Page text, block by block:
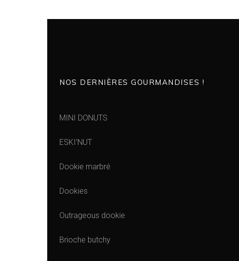
NOS DERNIÈRES GOURMANDISES !
MINI DONUTS
ESKI’NUT
Dookie marbré
Dookies
Outrageous dookie
Brioche butchy